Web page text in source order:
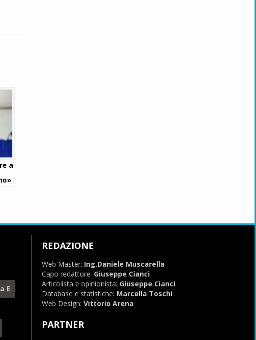
a
E
REDAZIONE
Web Master: Ing.Daniele Muscarella
Capo redattore: Giuseppe Cianci
Articolista e opinionista: Giuseppe Cianci
Database e statistiche: Marcella Toschi
Web Design: Vittorio Arena
PARTNER